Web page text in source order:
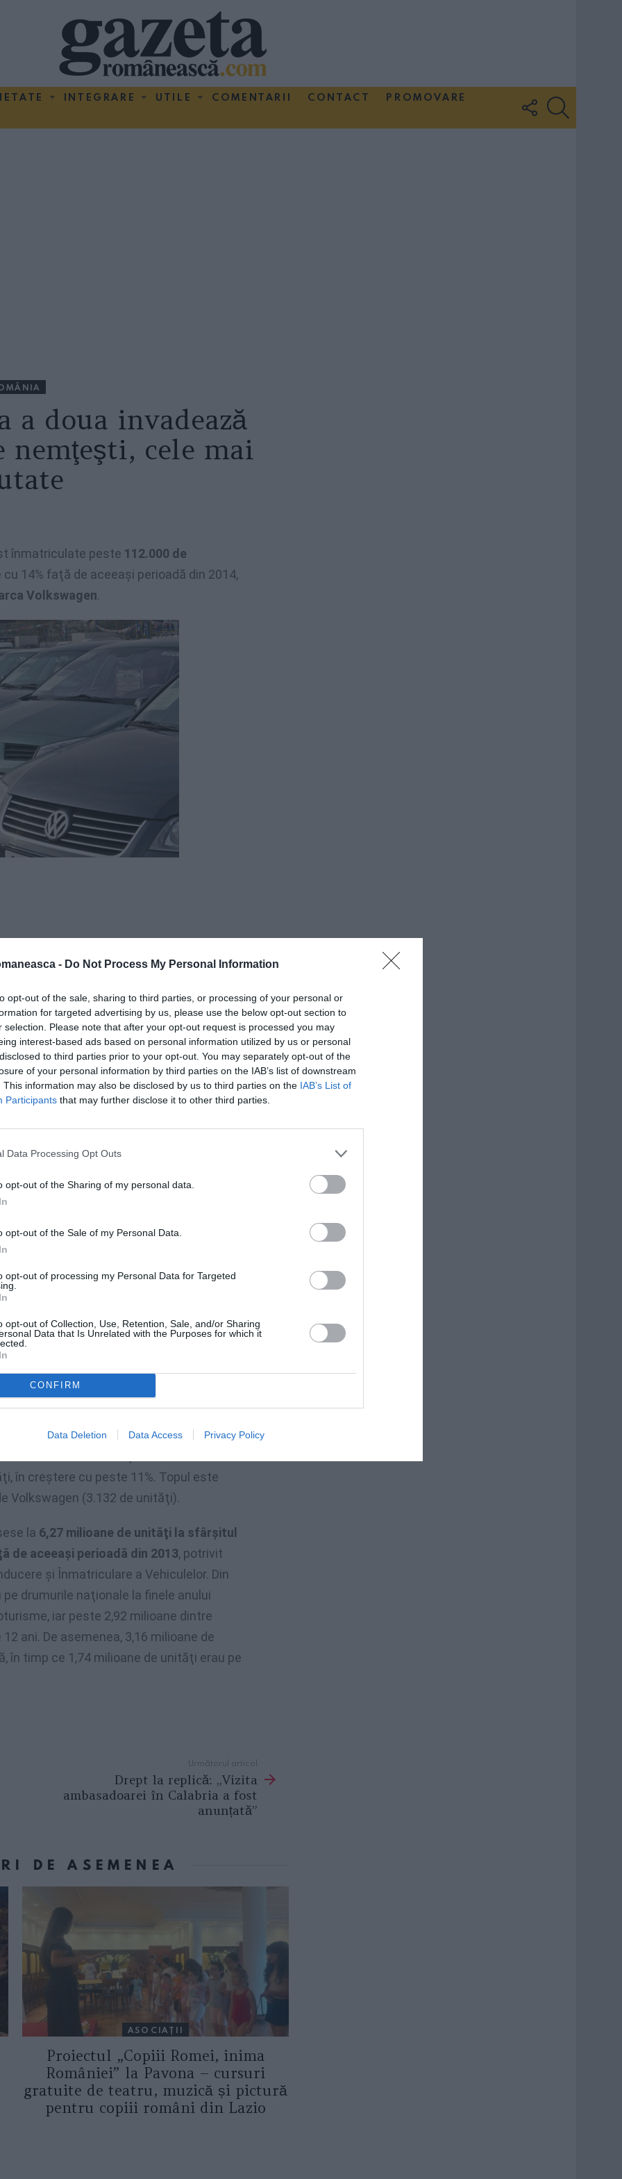
- Do Not Process My Personal Information
opt-out of the sale, sharing to third parties, or processing of your personal or
for targeted advertising by us, please use the below opt-out section to
selection. Please note that after your opt-out request is processed you may
interest-based ads based on personal information utilized by us or personal
to third parties prior to your opt-out. You may separately opt-out of the
of your personal information by third parties on the IAB’s list of downstream
This information may also be disclosed by us to third parties on the IAB’s List of
Participants that may further disclose it to other third parties.
Data Processing Opt Outs
opt-out of the Sharing of my personal data.
opt-out of the Sale of my Personal Data.
opt-out of processing my Personal Data for Targeted
opt-out of Collection, Use, Retention, Sale, and/or Sharing
Data that Is Unrelated with the Purposes for which it
CONFIRM
Data Deletion Data Access Privacy Policy
INTEGRARE UTILE COMENTARII CONTACT
PROMOVARE
FOLLOW
US
a doua invadează
nemţeşti, cele mai
înmatriculate peste 112.000 de
cu 14% faţă de aceeaşi perioadă din 2014,
Volkswagen.
o maşină optează pentru una la mâna a
al acestui an, au fost
de autoturisme second-hand şinumai
Regim Permise de Conducere şi
pe primul loc în clasament se situează
32.000 de unităţi înmatriculate
de Volkswagen second-hand aproape
de autoturisme noi înmatriculate,
(19.454 de unităţi), Ford (12.998 de
de unităţi), Skoda (5.285 de unităţi),
(4.208 unităţi).
situează în partea a doua a ierarhiei
s-au consemnat în primul semestru
în creştere cu peste 11%. Topul este
Volkswagen (3.132 de unităţi).
la 6,27 milioane de unităţi la sfârşitul
de aceeaşi perioadă din 2013, potrivit
şi Înmatriculare a Vehiculelor. Din
drumurile naţionale la finele anului
iar peste 2,92 milioane dintre
ani. De asemenea, 3,16 milioane de
în timp ce 1,74 milioane de unităţi erau pe
Următorul articol
Drept la replică: „Vizita
ambasadoarei în Calabria a fost
anunțată”
DE ASEMENEA
ASOCIAŢII
Proiectul „Copiii Romei, inima
României” la Pavona – cursuri
gratuite de teatru, muzică și pictură
pentru copiii români din Lazio